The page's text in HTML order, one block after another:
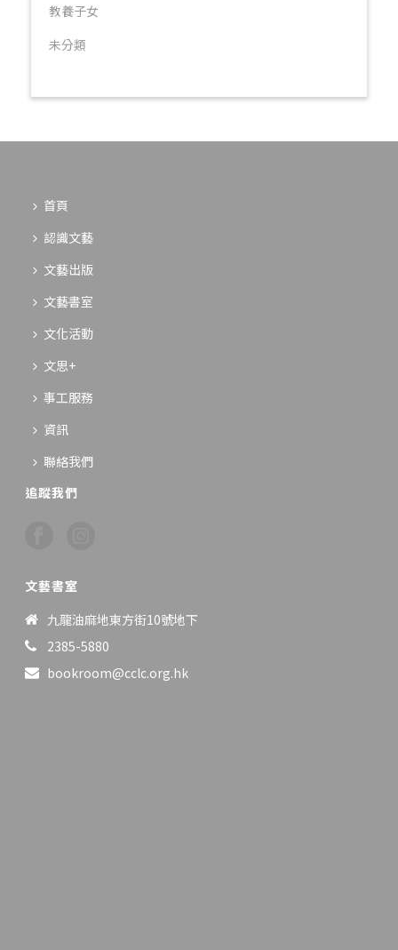
教養子女
未分類
首頁
認識文藝
文藝出版
文藝書室
文化活動
文思+
事工服務
資訊
聯絡我們
追蹤我們
文藝書室
九龍油麻地東方街10號地下
2385-5880
bookroom@cclc.org.hk